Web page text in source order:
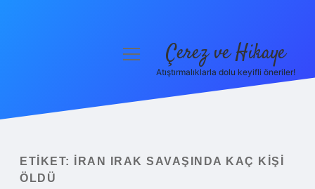
Yasal Uyarı
menüyü Çerez ve Hikaye
Atıştırmalıklarla dolu keyifli öneriler!
ETIKET:
İRAN IRAK SAVAŞINDA KAÇ KIŞI
ÖLDÜ